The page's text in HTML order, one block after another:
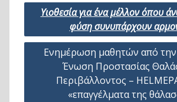
Πλοήγηση
άρθρων
Υιοθεσία για ένα μέλλον όπου
φύση συνυπάρχουν
Ενημέρωση μαθητών από την
Ένωση Προστασίας
Περιβάλλοντος –
«επαγγέλματα της